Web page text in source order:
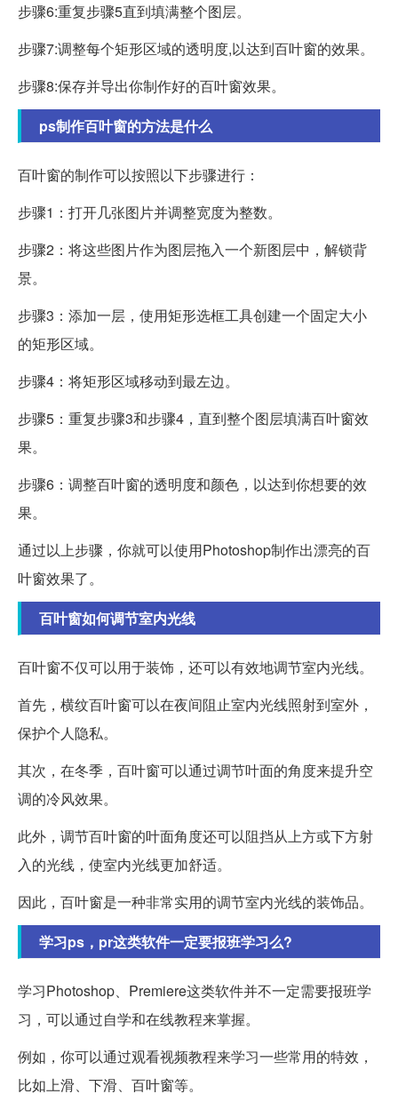
步骤6:重复步骤5直到填满整个图层。
步骤7:调整每个矩形区域的透明度,以达到百叶窗的效果。
步骤8:保存并导出你制作好的百叶窗效果。
ps制作百叶窗的方法是什么
百叶窗的制作可以按照以下步骤进行：
步骤1：打开几张图片并调整宽度为整数。
步骤2：将这些图片作为图层拖入一个新图层中，解锁背
景。
步骤3：添加一层，使用矩形选框工具创建一个固定大小
的矩形区域。
步骤4：将矩形区域移动到最左边。
步骤5：重复步骤3和步骤4，直到整个图层填满百叶窗效
果。
步骤6：调整百叶窗的透明度和颜色，以达到你想要的效
果。
通过以上步骤，你就可以使用Photoshop制作出漂亮的百
叶窗效果了。
百叶窗如何调节室内光线
百叶窗不仅可以用于装饰，还可以有效地调节室内光线。
首先，横纹百叶窗可以在夜间阻止室内光线照射到室外，
保护个人隐私。
其次，在冬季，百叶窗可以通过调节叶面的角度来提升空
调的冷风效果。
此外，调节百叶窗的叶面角度还可以阻挡从上方或下方射
入的光线，使室内光线更加舒适。
因此，百叶窗是一种非常实用的调节室内光线的装饰品。
学习ps，pr这类软件一定要报班学习么?
学习Photoshop、Premiere这类软件并不一定需要报班学
习，可以通过自学和在线教程来掌握。
例如，你可以通过观看视频教程来学习一些常用的特效，
比如上滑、下滑、百叶窗等。